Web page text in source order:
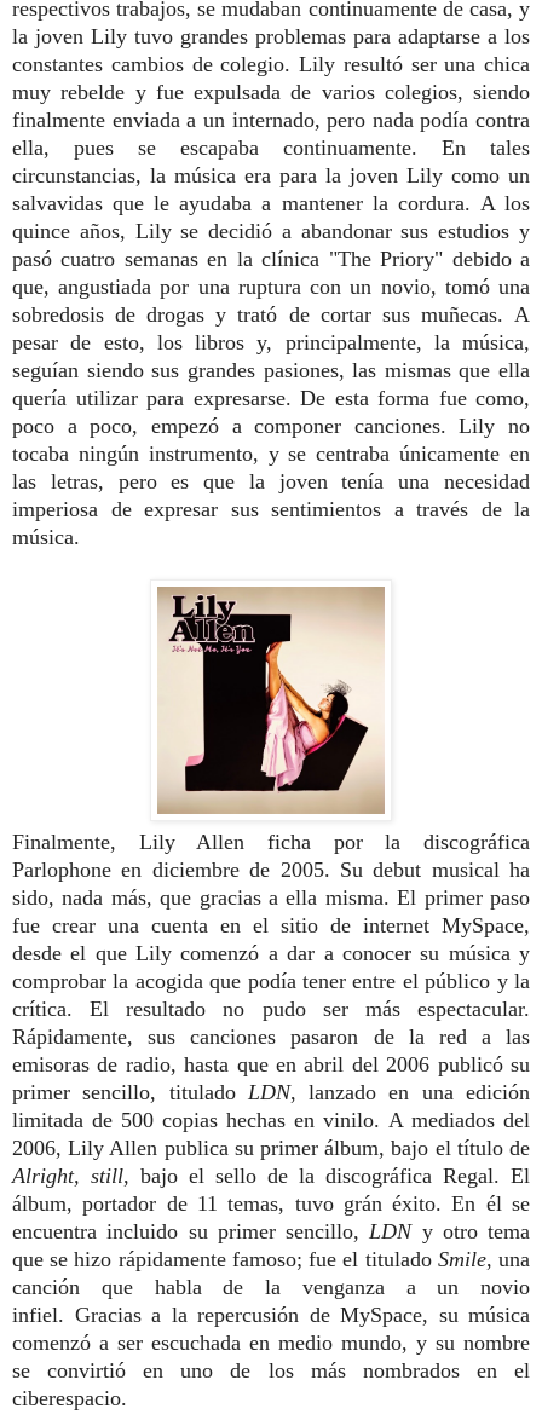
respectivos trabajos, se mudaban continuamente de casa, y
la joven Lily tuvo grandes problemas para adaptarse a los
constantes cambios de colegio. Lily resultó ser una chica
muy rebelde y fue expulsada de varios colegios, siendo
finalmente enviada a un internado, pero nada podía contra
ella, pues se escapaba continuamente. En tales
circunstancias, la música era para la joven Lily como un
salvavidas que le ayudaba a mantener la cordura. A los
quince años, Lily se decidió a abandonar sus estudios y
pasó cuatro semanas en la clínica "The Priory" debido a
que, angustiada por una ruptura con un novio, tomó una
sobredosis de drogas y trató de cortar sus muñecas. A
pesar de esto, los libros y, principalmente, la música,
seguían siendo sus grandes pasiones, las mismas que ella
quería utilizar para expresarse. De esta forma fue como,
poco a poco, empezó a componer canciones. Lily no
tocaba ningún instrumento, y se centraba únicamente en
las letras, pero es que la joven tenía una necesidad
imperiosa de expresar sus sentimientos a través de la
música.
Finalmente, Lily Allen ficha por la discográfica
Parlophone en diciembre de 2005. Su debut musical ha
sido, nada más, que gracias a ella misma. El primer paso
fue crear una cuenta en el sitio de internet MySpace,
desde el que Lily comenzó a dar a conocer su música y
comprobar la acogida que podía tener entre el público y la
crítica. El resultado no pudo ser más espectacular.
Rápidamente, sus canciones pasaron de la red a las
emisoras de radio, hasta que en abril del 2006 publicó su
primer sencillo, titulado LDN, lanzado en una edición
limitada de 500 copias hechas en vinilo. A mediados del
2006, Lily Allen publica su primer álbum, bajo el título de
Alright, still, bajo el sello de la discográfica Regal. El
álbum, portador de 11 temas, tuvo grán éxito. En él se
encuentra incluido su primer sencillo, LDNy otro tema
que se hizo rápidamente famoso; fue el titulado Smile, una
canción que habla de la venganza a un novio
infiel. Gracias a la repercusión de MySpace, su música
comenzó a ser escuchada en medio mundo, y su nombre
se convirtió en uno de los más nombrados en el
ciberespacio.